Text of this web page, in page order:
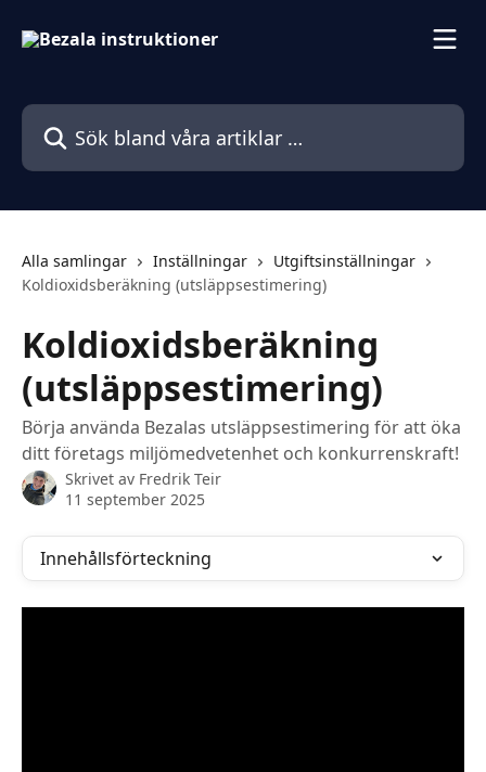
Sök bland våra artiklar …
Alla samlingar Inställningar
Utgiftsinställningar
Koldioxidsberäkning (utsläppsestimering)
Koldioxidsberäkning
(utsläppsestimering)
Börja använda Bezalas utsläppsestimering för att öka
ditt företags miljömedvetenhet och konkurrenskraft!
Skrivet av Fredrik Teir
11 september 2025
Innehållsförteckning